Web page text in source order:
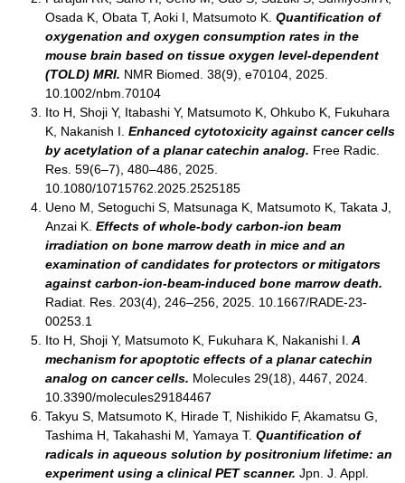
Osada K, Obata T, Aoki I, Matsumoto K. Quantification of
oxygenation and oxygen consumption rates in the
mouse brain based on tissue oxygen level-dependent
(TOLD) MRI. NMR Biomed. 38(9), e70104, 2025.
10.1002/nbm.70104
Ito H, Shoji Y, Itabashi Y, Matsumoto K, Ohkubo K, Fukuhara
K, Nakanish I. Enhanced cytotoxicity against cancer cells
by acetylation of a planar catechin analog. Free Radic.
Res. 59(6–7), 480–486, 2025.
10.1080/10715762.2025.2525185
Ueno M, Setoguchi S, Matsunaga K, Matsumoto K, Takata J,
Anzai K. Effects of whole-body carbon-ion beam
irradiation on bone marrow death in mice and an
examination of candidates for protectors or mitigators
against carbon-ion-beam-induced bone marrow death.
Radiat. Res. 203(4), 246–256, 2025. 10.1667/RADE-23-
00253.1
Ito H, Shoji Y, Matsumoto K, Fukuhara K, Nakanishi I. A
mechanism for apoptotic effects of a planar catechin
analog on cancer cells. Molecules 29(18), 4467, 2024.
10.3390/molecules29184467
Takyu S, Matsumoto K, Hirade T, Nishikido F, Akamatsu G,
Tashima H, Takahashi M, Yamaya T. Quantification of
radicals in aqueous solution by positronium lifetime: an
experiment using a clinical PET scanner. Jpn. J. Appl.